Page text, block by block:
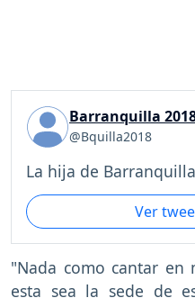
Barranquilla
@Bquilla2018
La hija de
Ver
"Nada como cantar en
esta sea la sede de